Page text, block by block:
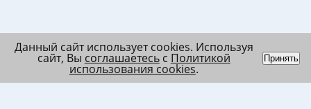
Данный сайт использует cookies. Используя
сайт, Вы соглашаетесьс Политикой
использования cookies.
Принять